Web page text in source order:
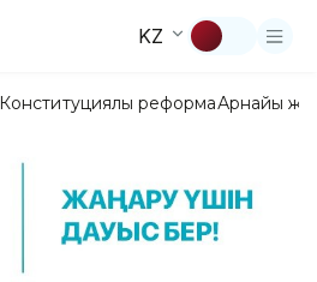
KZ
Конституциялық реформаАрнайы